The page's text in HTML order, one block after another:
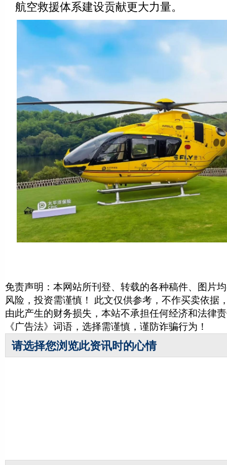
航空救援体系建设贡献更大力量。
免责声明：本网站所刊登、转载的各种稿件、图片
风险，投资需谨慎！ 此文仅供参考，不作买卖依据
由此产生的财务损失，本站不承担任何经济和法律
《广告法》词语，选择需谨慎，谨防诈骗行为！
请选择您浏览此资讯时的心情